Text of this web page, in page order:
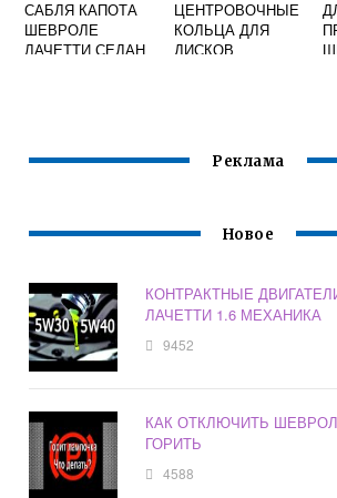
САБЛЯ КАПОТА
ШЕВРОЛЕ
ЛАЧЕТТИ СЕДАН
ЦЕНТРОВОЧНЫЕ
КОЛЬЦА ДЛЯ
ДИСКОВ
Реклама
Новое
КОНТРАКТНЫЕ
ЛАЧЕТТИ 1.6 МЕХАНИКА
9452
КАК ОТКЛЮЧИТЬ
ГОРИТЬ
4588